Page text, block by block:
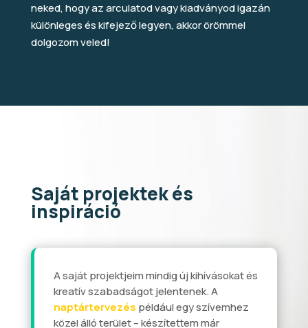
neked, hogy az arculatod vagy kiadványod igazán
különleges és kifejező legyen, akkor örömmel
dolgozom veled!
Saját projektek és
inspiráció
A saját projektjeim mindig új kihívásokat és
kreatív szabadságot jelentenek. A
naptártervezés például egy szívemhez
közel álló terület – készítettem már